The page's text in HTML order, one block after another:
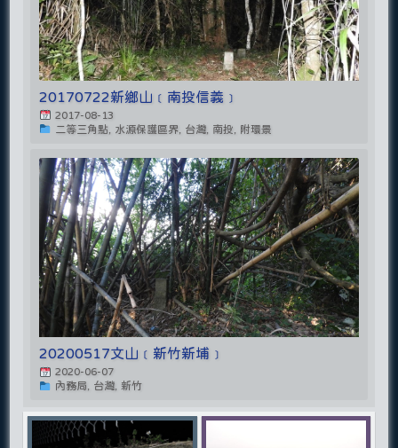
20170722新鄉山﹝南投信義﹞
2017-08-13
二等三角點, 水源保護區界, 台灣, 南投, 附環景
20200517文山﹝新竹新埔﹞
2020-06-07
內務局, 台灣, 新竹